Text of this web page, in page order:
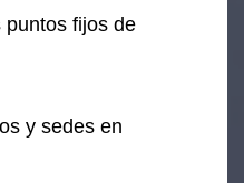
puntos fijos de
y sedes en